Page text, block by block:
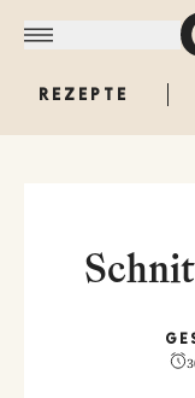
REZEPTE